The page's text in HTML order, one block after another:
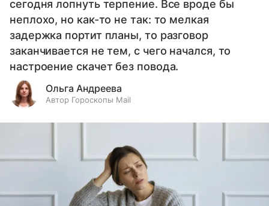
сегодня лопнуть терпение. Все вроде бы
неплохо, но как-то не так: то мелкая
задержка портит планы, то разговор
заканчивается не тем, с чего начался, то
настроение скачет без повода.
Ольга Андреева
Автор Гороскопы Mail